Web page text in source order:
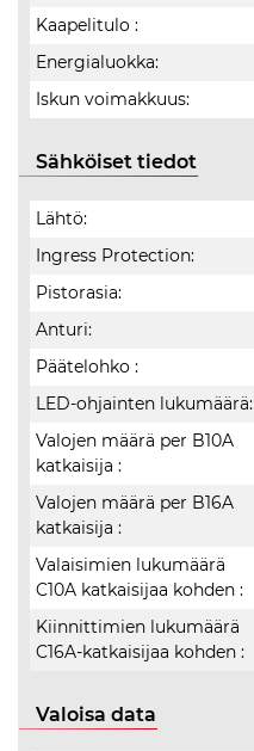
Kaapelitulo :
Energialuokka:
Iskun voimakkuus:
Sähköiset tiedot
Lähtö:
Ingress Protection:
Pistorasia:
Anturi:
Päätelohko :
LED-ohjainten lukumäärä:
Valojen määrä per B10A
katkaisija :
Valojen määrä per B16A
katkaisija :
Valaisimien lukumäärä
C10A katkaisijaa kohden :
Kiinnittimien lukumäärä
C16A-katkaisijaa kohden :
Valoisa data